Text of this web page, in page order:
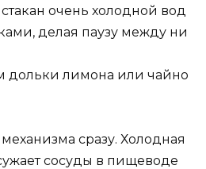
очень холодной вод
делая паузу между ни
дольки лимона или чайно
сразу. Холодная
сосуды в пищеводе